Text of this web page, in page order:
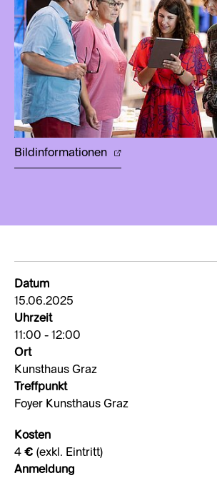
Bildinformationen
Datum
15.06.2025
Uhrzeit
11:00 - 12:00
Ort
Kunsthaus Graz
Treffpunkt
Foyer Kunsthaus Graz
Kosten
4 € (exkl. Eintritt)
Anmeldung